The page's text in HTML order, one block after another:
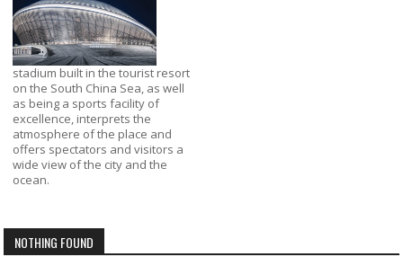
stadium built in the tourist resort
on the South China Sea, as well
as being a sports facility of
excellence, interprets the
atmosphere of the place and
offers spectators and visitors a
wide view of the city and the
ocean.
NOTHING FOUND